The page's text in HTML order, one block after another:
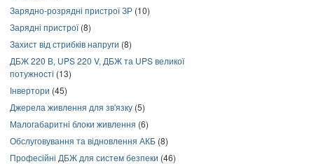
Зарядно-розрядні пристрої ЗР (10)
Зарядні пристрої(8)
Захист від стрибків напруги (8)
ДБЖ 220 В, UPS 220 V, ДБЖ та UPS великої
потужності (13)
Інвертори (45)
Джерела живлення для зв'язку (5)
Малогабаритні блоки живлення (6)
Обслуговування та відновлення АКБ (8)
Професійні ДБЖ для систем безпеки (46)